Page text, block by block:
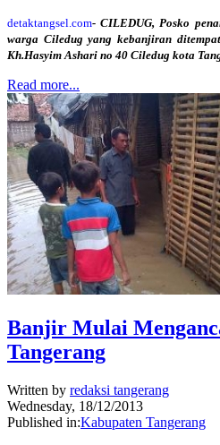
detaktangsel.com- CILEDUG, Posko
warga Ciledug yang kebanjiran
Kh.Hasyim Ashari no 40 Ciledug kota
Read more...
Banjir Mulai
Tangerang
Written by redaksi tangerang
Wednesday, 18/12/2013
Published in:Kabupaten Tangerang